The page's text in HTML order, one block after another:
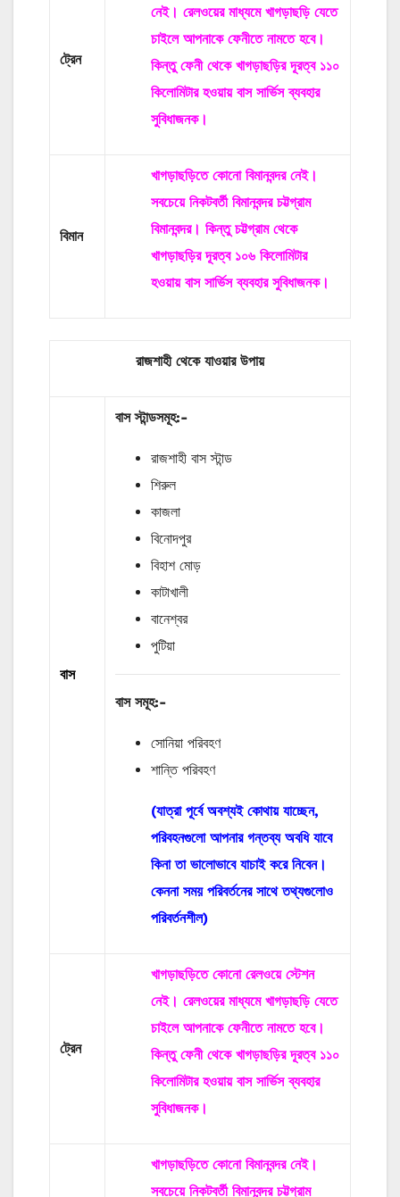
ট্রেন
নেই। রেলওয়ের মাধ্যমে খাগড়াছড়ি যেতে
চাইলে আপনাকে ফেনীতে নামতে হবে।
কিন্তু ফেনী থেকে খাগড়াছড়ির দূরত্ব ১১০
কিলোমিটার হওয়ায় বাস সার্ভিস ব্যবহার
সুবিধাজনক।
বিমান
খাগড়াছড়িতে কোনো বিমানবন্দর নেই।
সবচেয়ে নিকটবর্তী বিমানবন্দর চট্টগ্রাম
বিমানবন্দর। কিন্তু চট্টগ্রাম থেকে
খাগড়াছড়ির দূরত্ব ১০৬ কিলোমিটার
হওয়ায় বাস সার্ভিস ব্যবহার সুবিধাজনক।
রাজশাহী থেকে যাওয়ার উপায়
বাস
বাস স্টান্ডসমূহ:-
রাজশাহী বাস স্টান্ড
শিরুল
কাজলা
বিনোদপুর
বিহাশ মোড়
কাটাখালী
বানেশ্বর
পুটিয়া
বাস সমূহ:-
সোনিয়া পরিবহণ
শান্তি পরিবহণ
(যাত্রা পূর্বে অবশ্যই কোথায় যাচ্ছেন,
পরিবহনগুলো আপনার গন্তব্য অবধি যাবে
কিনা তা ভালোভাবে যাচাই করে নিবেন।
কেননা সময় পরিবর্তনের সাথে তথ্যগুলোও
পরিবর্তনশীল)
ট্রেন
খাগড়াছড়িতে কোনো রেলওয়ে স্টেশন
নেই। রেলওয়ের মাধ্যমে খাগড়াছড়ি যেতে
চাইলে আপনাকে ফেনীতে নামতে হবে।
কিন্তু ফেনী থেকে খাগড়াছড়ির দূরত্ব ১১০
কিলোমিটার হওয়ায় বাস সার্ভিস ব্যবহার
সুবিধাজনক।
খাগড়াছড়িতে কোনো বিমানবন্দর নেই।
সবচেয়ে নিকটবর্তী বিমানবন্দর চট্টগ্রাম